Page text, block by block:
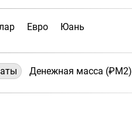
Евро Юань
Денежная масса (₽М2)